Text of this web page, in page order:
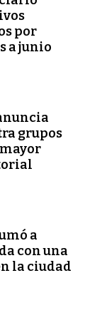
por
a junio
grupos
a
con una
la ciudad